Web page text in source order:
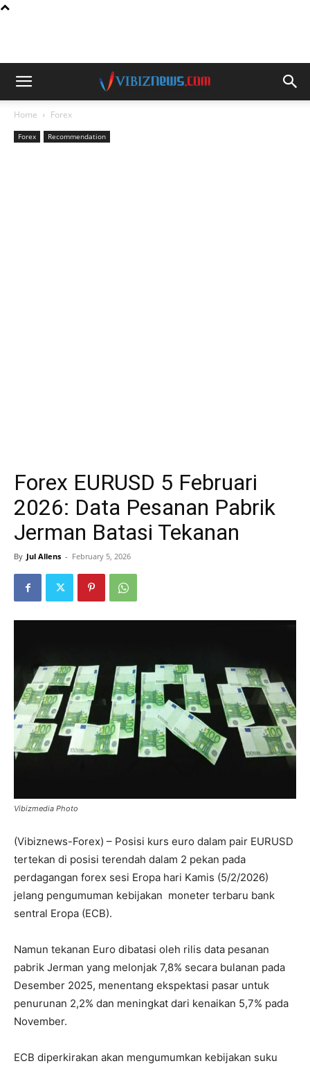
Home Forex
Forex Recommendation
Forex EURUSD 5 Februari
2026: Data Pesanan Pabrik
Jerman Batasi Tekanan
By Jul Allens - February 5, 2026
Vibizmedia Photo
(Vibiznews-Forex) – Posisi kurs euro dalam pair EURUSD
tertekan di posisi terendah dalam 2 pekan pada
perdagangan forex sesi Eropa hari Kamis (5/2/2026)
jelang pengumuman kebijakan moneter terbaru bank
sentral Eropa (ECB).
Namun tekanan Euro dibatasi oleh rilis data pesanan
pabrik Jerman yang melonjak 7,8% secara bulanan pada
Desember 2025, menentang ekspektasi pasar untuk
penurunan 2,2% dan meningkat dari kenaikan 5,7% pada
November.
ECB diperkirakan akan mengumumkan kebijakan suku